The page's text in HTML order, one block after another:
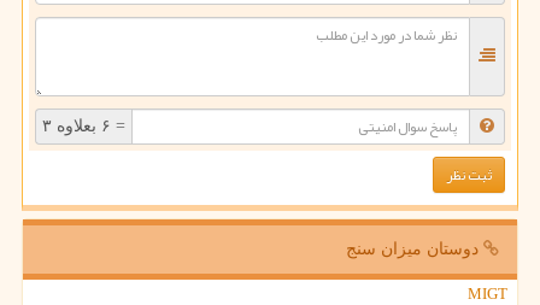
= ۶ بعلاوه ۳
دوستان میزان سنج
MIGT